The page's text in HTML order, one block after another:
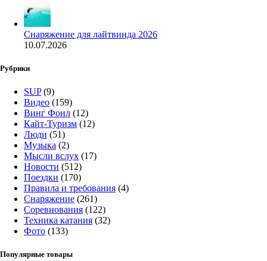
Снаряжение для лайтвинда 2026
10.07.2026
Рубрики
SUP(9)
Видео (159)
Винг Фоил (12)
Кайт-Туризм (12)
Люди (51)
Музыка (2)
Мысли вслух (17)
Новости (512)
Поездки (170)
Правила и требования (4)
Снаряжение (261)
Соревнования (122)
Техника катания (32)
Фото (133)
Популярные товары